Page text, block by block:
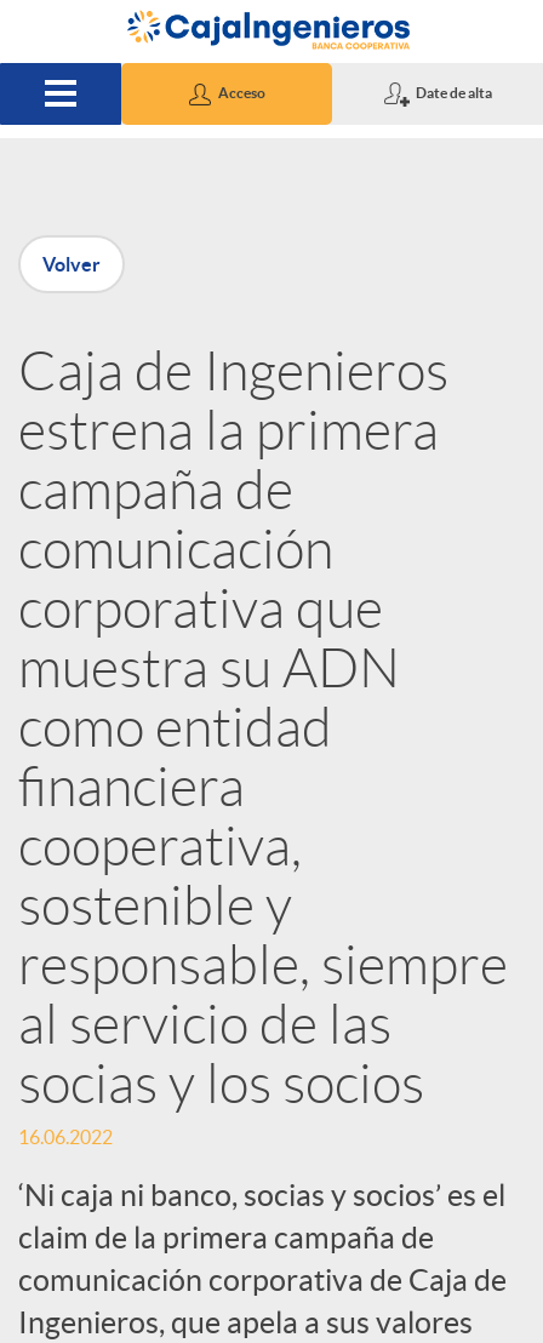
Saltar al contenido principal
Acceso Date de alta
P
u
b
l
i
c
a
d
o
r
d
e
c
o
n
Volver
Caja de Ingenieros
estrena la primera
campaña de
comunicación
corporativa que
muestra su ADN
como entidad
financiera
cooperativa,
sostenible y
responsable, siempre
al servicio de las
socias y los socios
16.06.2022
‘Ni caja ni banco, socias y socios’ es el
claim de la primera campaña de
comunicación corporativa de Caja de
Ingenieros, que apela a sus valores